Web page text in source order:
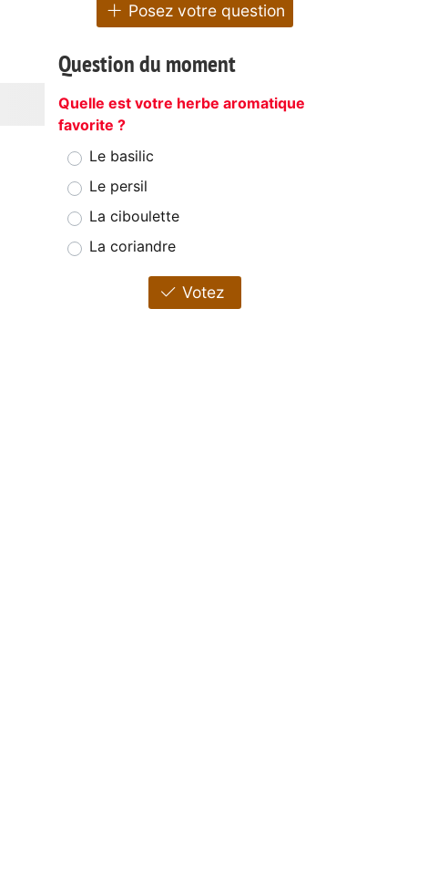
Posez votre question
Question du moment
Quelle est votre herbe aromatique
favorite ?
Le basilic
Le persil
La ciboulette
La coriandre
Votez